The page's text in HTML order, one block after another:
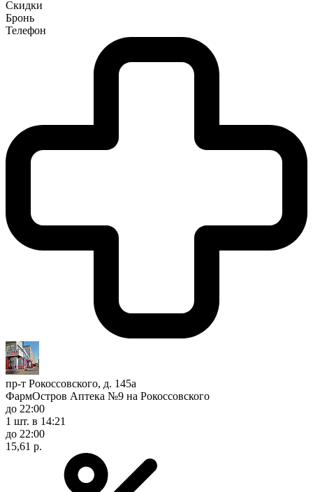
Скидки
Бронь
Телефон
пр-т Рокоссовского, д. 145а
ФармОстров Аптека №9 на Рокоссовского
до 22:00
1 шт. в 14:21
до 22:00
15,61 р.